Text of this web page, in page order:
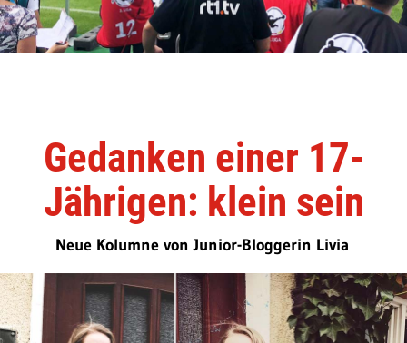
Gedanken einer 17-
Jährigen: klein sein
Neue Kolumne von Junior-Bloggerin Livia